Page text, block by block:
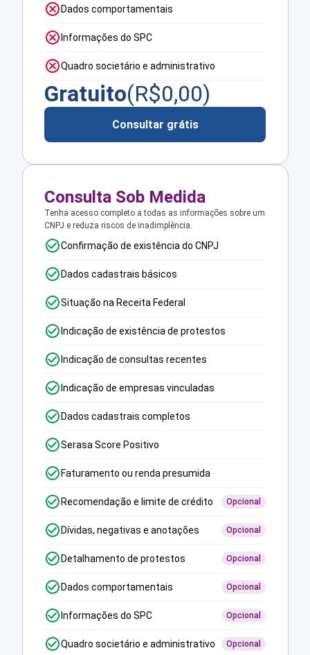
Dados comportamentais
Informações do SPC
Quadro societário e administrativo
Gratuito(R$0,00)
Consultar grátis
Consulta Sob Medida
Tenha acesso completo a todas as informações sobre um
CNPJ e reduza riscos de inadimplência.
Confirmação de existência do CNPJ
Dados cadastrais básicos
Situação na Receita Federal
Indicação de existência de protestos
Indicação de consultas recentes
Indicação de empresas vinculadas
Dados cadastrais completos
Serasa Score Positivo
Faturamento ou renda presumida
Recomendação e limite de crédito Opcional
Dívidas, negativas e anotações Opcional
Detalhamento de protestos Opcional
Dados comportamentais Opcional
Informações do SPC Opcional
Quadro societário e administrativo Opcional